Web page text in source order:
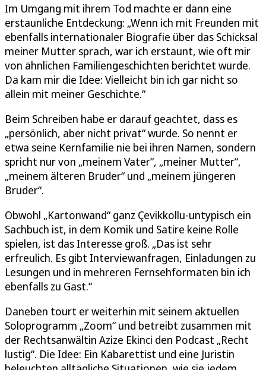
Im Umgang mit ihrem Tod machte er dann eine
erstaunliche Entdeckung: „Wenn ich mit Freunden mit
ebenfalls internationaler Biografie über das Schicksal
meiner Mutter sprach, war ich erstaunt, wie oft mir
von ähnlichen Familiengeschichten berichtet wurde.
Da kam mir die Idee: Vielleicht bin ich gar nicht so
allein mit meiner Geschichte.“
Beim Schreiben habe er darauf geachtet, dass es
„persönlich, aber nicht privat“ wurde. So nennt er
etwa seine Kernfamilie nie bei ihren Namen, sondern
spricht nur von „meinem Vater“, „meiner Mutter“,
„meinem älteren Bruder“ und „meinem jüngeren
Bruder“.
Obwohl „Kartonwand“ ganz Çevikkollu-untypisch ein
Sachbuch ist, in dem Komik und Satire keine Rolle
spielen, ist das Interesse groß. „Das ist sehr
erfreulich. Es gibt Interviewanfragen, Einladungen zu
Lesungen und in mehreren Fernsehformaten bin ich
ebenfalls zu Gast.“
Daneben tourt er weiterhin mit seinem aktuellen
Soloprogramm „Zoom“ und betreibt zusammen mit
der Rechtsanwältin Azize Ekinci den Podcast „Recht
lustig“. Die Idee: Ein Kabarettist und eine Juristin